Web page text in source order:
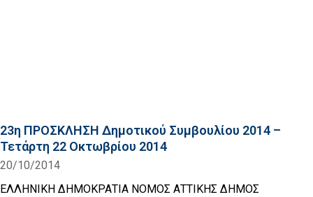
23η ΠΡΟΣΚΛΗΣΗ Δημοτικού Συμβουλίου 2014 –
Τετάρτη 22 Οκτωβρίου 2014
20/10/2014
ΕΛΛΗΝΙΚΗ ΔΗΜΟΚΡΑΤΙΑ ΝΟΜΟΣ ΑΤΤΙΚΗΣ ΔΗΜΟΣ